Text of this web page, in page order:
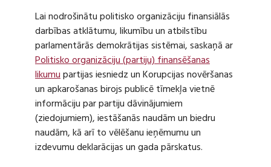
Lai nodrošinātu politisko organizāciju finansiālās
darbības atklātumu, likumību un atbilstību
parlamentārās demokrātijas sistēmai, saskaņā ar
Politisko organizāciju (partiju) finansēšanas
likumupartijas iesniedz un Korupcijas novēršanas
un apkarošanas birojs publicē tīmekļa vietnē
informāciju par partiju dāvinājumiem
(ziedojumiem), iestāšanās naudām un biedru
naudām, kā arī to vēlēšanu ieņēmumu un
izdevumu deklarācijas un gada pārskatus.